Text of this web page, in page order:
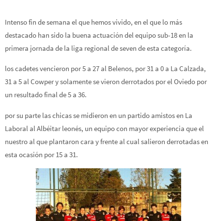
Intenso fin de semana el que hemos vivido, en el que lo más
destacado han sido la buena actuación del equipo sub-18 en la
primera jornada de la liga regional de seven de esta categoría.
los cadetes vencieron por 5 a 27 al Belenos, por 31 a 0 a La Calzada,
31 a 5 al Cowper y solamente se vieron derrotados por el Oviedo por
un resultado final de 5 a 36.
por su parte las chicas se midieron en un partido amistos en La
Laboral al Albéitar leonés, un equipo con mayor experiencia que el
nuestro al que plantaron cara y frente al cual salieron derrotadas en
esta ocasión por 15 a 31.